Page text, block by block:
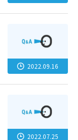
2022.09.16
2022.07.25